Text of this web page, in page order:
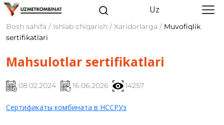
Uz
Bosh sahifa / Ishlab chiqarish / Xaridorlarga / Muvofiqlik
sertifikatlari
Mahsulotlar sertifikatlari
08.02.2024 16.06.2026 14257
Cертификаты комбината в НССРУз